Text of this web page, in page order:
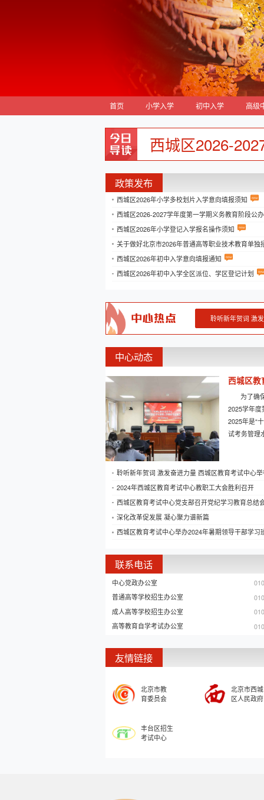
首页 小学入学 初中入学 高级
西城区2026-
政策发布
西城区2026年小学多校划片入学意向填报须知
西城区2026-2027学年度第一学期义务教育阶段公
西城区2026年小学登记入学报名操作须知
关于做好北京市2026年普通高等职业技术教育单独
西城区2026年初中入学意向填报通知
西城区2026年初中入学全区派位、学区登记计划
中心热点 聆听新年贺词 激
中心动态
西城区教
为了确
2025学年度
2025年是“
试考务管理
聆听新年贺词 激发奋进力量 西城区教育考试中心
2024年西城区教育考试中心教职工大会胜利召开
西城区教育考试中心党支部召开党纪学习教育总结
深化改革促发展 凝心聚力谱新篇
西城区教育考试中心举办2024年暑期领导干部学习
联系电话
中心党政办公室
普通高等学校招生办公室
成人高等学校招生办公室
高等教育自学考试办公室
友情链接
北京市教
育委员会
北京市西城
区人民政府
丰台区招生
考试中心